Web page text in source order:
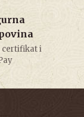
certifikat i